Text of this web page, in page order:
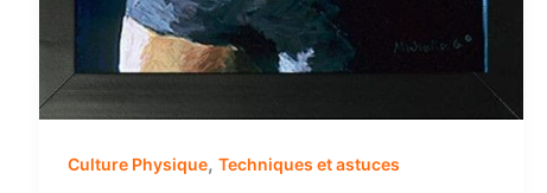
Culture Physique, Techniques et astuces